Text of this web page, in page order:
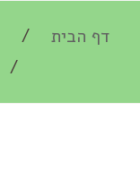
דף הבית